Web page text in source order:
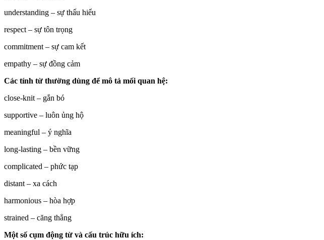
understanding – sự thấu hiểu
respect – sự tôn trọng
commitment – sự cam kết
empathy – sự đồng cảm
Các tính từ thường dùng để mô tả mối quan hệ:
close-knit – gắn bó
supportive – luôn ủng hộ
meaningful – ý nghĩa
long-lasting – bền vững
complicated – phức tạp
distant – xa cách
harmonious – hòa hợp
strained – căng thẳng
Một số cụm động từ và cấu trúc hữu ích: